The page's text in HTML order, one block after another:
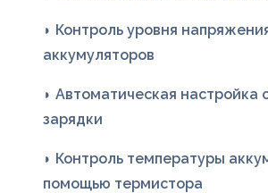
◗ Контроль уровня
аккумуляторов
◗ Автоматическая настройка
зарядки
◗ Контроль температуры
помощью термистора